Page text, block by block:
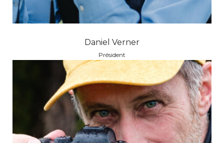
Daniel Verner
Président